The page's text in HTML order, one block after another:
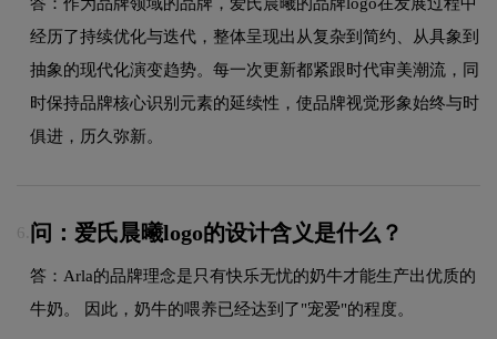
经历了持续优化与迭代，整体呈现出从复杂到简约、从具象到
抽象的现代化演变趋势。每一次更新都紧跟时代审美潮流，同
时保持品牌核心识别元素的延续性，使品牌视觉形象始终与时
俱进，历久弥新。
6. 问：爱氏晨曦logo的设计含义是什么？
答：Arla的品牌理念是只有快乐无忧的奶牛才能生产出优质的
牛奶。 因此，奶牛的喂养已经达到了"宠爱"的程度。